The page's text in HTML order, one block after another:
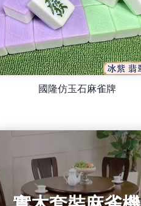
宏勳-智雲超靜音餐桌麻雀機